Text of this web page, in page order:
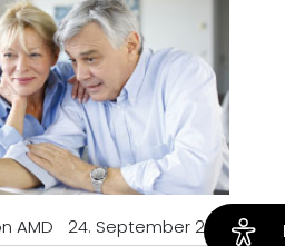
AMD 24. September 2013